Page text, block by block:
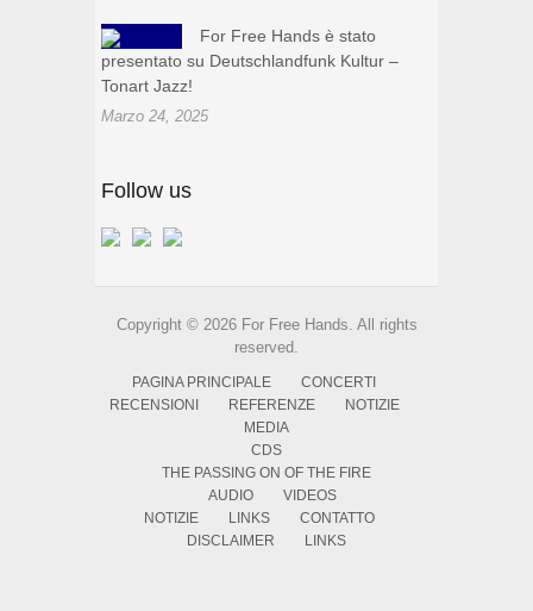
For Free Hands è stato
presentato su Deutschlandfunk Kultur –
Tonart Jazz!
Marzo 24, 2025
Follow us
Copyright © 2026 For Free Hands. All rights
reserved.
PAGINA PRINCIPALE
CONCERTI
RECENSIONI
REFERENZE
NOTIZIE
MEDIA
CDS
THE PASSING ON OF THE FIRE
AUDIO
VIDEOS
NOTIZIE
LINKS
CONTATTO
DISCLAIMER
LINKS